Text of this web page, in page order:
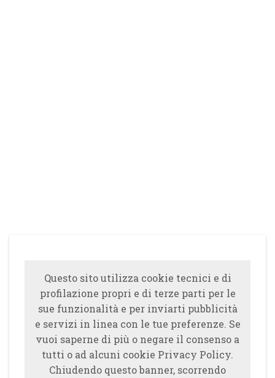
Questo sito utilizza cookie tecnici e di
profilazione propri e di terze parti per le
sue funzionalità e per inviarti pubblicità
e servizi in linea con le tue preferenze. Se
vuoi saperne di più o negare il consenso a
tutti o ad alcuni cookie Privacy Policy.
Chiudendo questo banner, scorrendo